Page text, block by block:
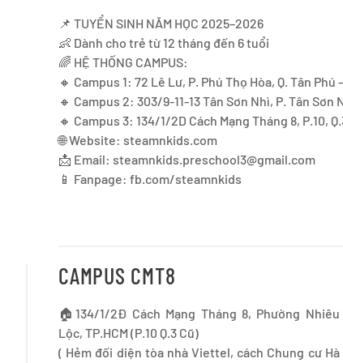
📌 TUYỂN SINH NĂM HỌC 2025–2026
👶 Dành cho trẻ từ 12 tháng đến 6 tuổi
🌈 HỆ THỐNG CAMPUS:
🔸 Campus 1: 72 Lê Lư, P. Phú Thọ Hòa, Q. Tân
🔸 Campus 2: 303/9-11-13 Tân Sơn Nhì, P. Tân
🔸 Campus 3: 134/1/2D Cách Mạng Tháng 8, P.10,
🌐 Website: steamnkids.com
📩 Email: steamnkids.preschool3@gmail.com
📱 Fanpage: fb.com/steamnkids
CAMPUS CMT8
🏠134/1/2Đ Cách Mạng Tháng 8, Phường Nhiêu
Lộc, TP.HCM (P.10 Q.3 Cũ)
( Hẻm đối diện tòa nhà Viettel, cách Chung cư Hà